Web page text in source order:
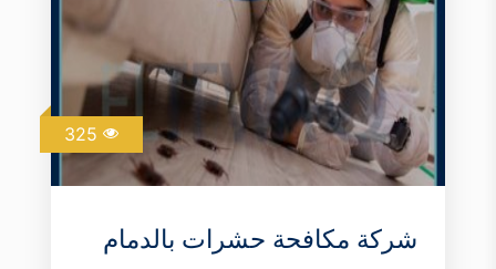
شركة مكافحة حشرات بالدمام